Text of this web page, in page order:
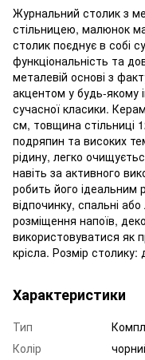
Журнальний столик з
стільницею, малюнок
столик поєднує в собі
функціональність та
металевій основі з
акцентом у будь-якому
сучасної класики.
см, товщина стільниці
подряпин та високих
рідину, легко
навіть за активного
робить його ідеальним
відпочинку, спальні
розміщення напоїв,
використовуватися як
крісла. Розмір
Характеристики
Тип
Колір